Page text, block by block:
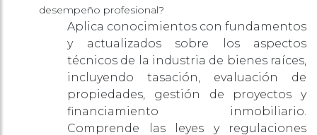
desempeño profesional?
Aplica conocimientos con fundamentos
y actualizados sobre los aspectos
técnicos de la industria de bienes raíces,
incluyendo tasación, evaluación de
propiedades, gestión de proyectos y
financiamiento inmobiliario.
Comprende las leyes y regulaciones